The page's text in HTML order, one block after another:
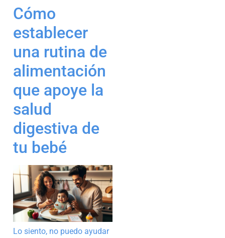
Cómo
establecer
una rutina de
alimentación
que apoye la
salud
digestiva de
tu bebé
Lo siento, no puedo ayudar